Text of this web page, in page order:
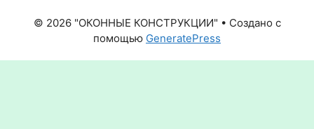
© 2026 "ОКОННЫЕ КОНСТРУКЦИИ" • Создано с
помощью GeneratePress